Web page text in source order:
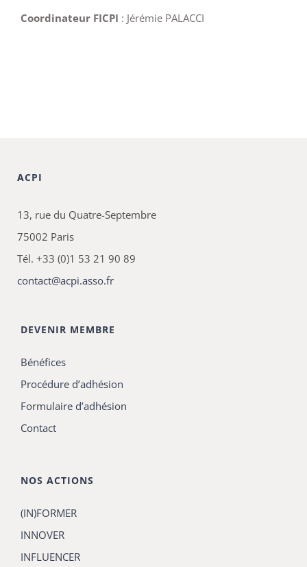
Coordinateur FICPI : Jérémie PALACCI
ACPI
13, rue du Quatre-Septembre
75002 Paris
Tél. +33 (0)1 53 21 90 89
contact@acpi.asso.fr
DEVENIR MEMBRE
Bénéfices
Procédure d’adhésion
Formulaire d’adhésion
Contact
NOS ACTIONS
(IN)FORMER
INNOVER
INFLUENCER